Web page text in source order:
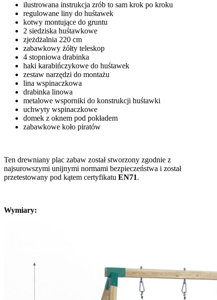
ilustrowana instrukcja zrób to sam krok po kroku
regulowane liny do huśtawek
kotwy montujące do gruntu
2 siedziska huśtawkowe
zjeżdżalnia 220 cm
zabawkowy żółty teleskop
4 stopniowa drabinka
haki karabińczykowe do huśtawek
zestaw narzędzi do montażu
lina wspinaczkowa
drabinka linowa
metalowe wsporniki do konstrukcji huśtawki
uchwyty wspinaczkowe
domek z oknem pod pokładem
zabawkowe koło piratów
Ten drewniany plac zabaw został stworzony zgodnie z
najsurowszymi unijnymi normami bezpieczeństwa i został
przetestowany pod kątem certyfikatu EN71.
Wymiary: